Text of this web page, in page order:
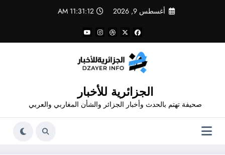
أغسطس 9, 2026 11:31:12 AM
الجزائرية للأخبار
صحيفة تهتم بالحدث وأخبار الجزائر والشأن المغاربي والعربي